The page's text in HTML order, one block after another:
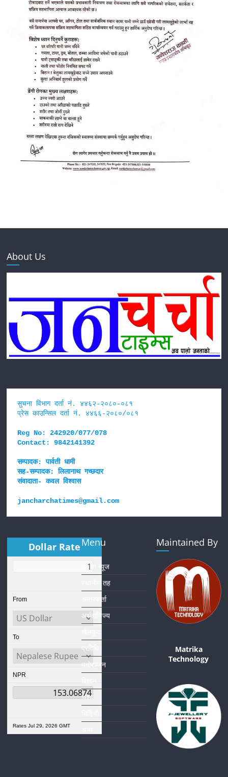
About Us
सुचना विभाग दर्ता नं. ४४६२-२०८०-०८१
प्रेस काउन्सिल दर्ता नं. ४४६६-२०८०/०८१
Reg No: 242920/077/078
Contact: 9842141392
सम्पादक: पार्वती धामी
सह-सम्पादक: लिलानाथ गच्छदार
संवादाता- कवल विश्वास
jancharchatimes@gmail.com
Dollar Rate
From
To
NPR
Rates Jul 29, 2026 GMT
Menu
प्रदेश न्यूज
स्थानीय तह
अन्तरवार्ता
अर्थवाणिज्य
प्रविधि
मनाेरञ्जन
विश्व
Maintained By
Matrika
Technology